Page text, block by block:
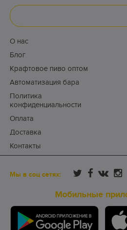
О нас
Блог
Крафтовое пиво оптом
Автоматизация бара
Политика
конфиденциальности
Оплата
Доставка
Контакты
Мы в соц сетях:
Мобильные